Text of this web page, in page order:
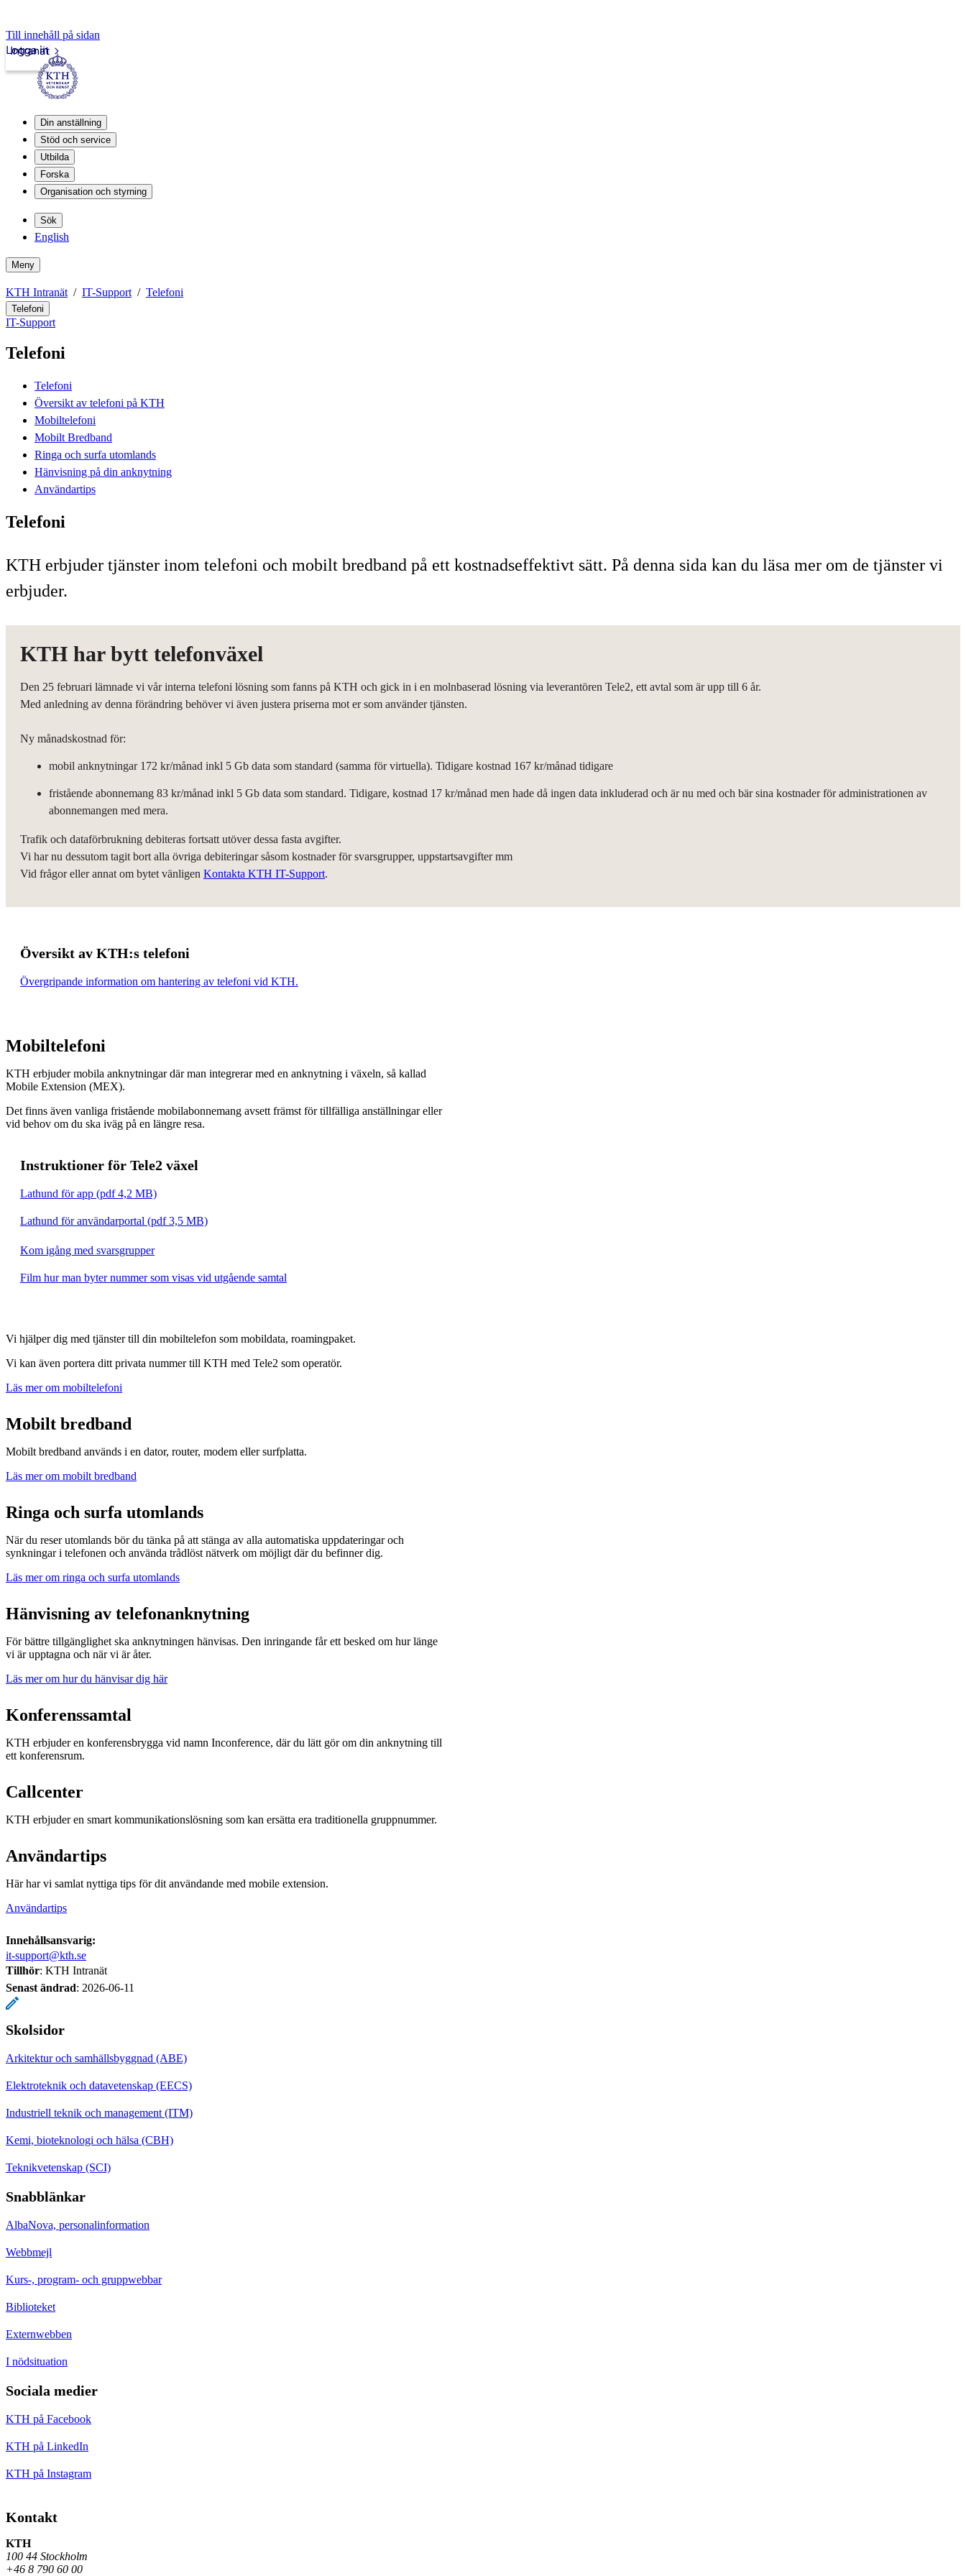
Till innehåll på sidan
Intranät
Logga in
Din anställning
Stöd och service
Utbilda
Forska
Organisation och styrning
Sök
English
Meny
KTH Intranät IT-Support Telefoni
Telefoni
IT-Support
Telefoni
Telefoni
Översikt av telefoni på KTH
Mobiltelefoni
Mobilt Bredband
Ringa och surfa utomlands
Hänvisning på din anknytning
Användartips
Telefoni
KTH erbjuder tjänster inom telefoni och mobilt bredband på ett kostnadseffektivt sätt. På denna sida kan du läsa mer om de tjänster vi
erbjuder.
KTH har bytt telefonväxel
Den 25 februari lämnade vi vår interna telefoni lösning som fanns på KTH och gick in i en molnbaserad lösning via leverantören Tele2, ett avtal som är upp till 6 år.
Med anledning av denna förändring behöver vi även justera priserna mot er som använder tjänsten.
Ny månadskostnad för:
mobil anknytningar 172 kr/månad inkl 5 Gb data som standard (samma för virtuella). Tidigare kostnad 167 kr/månad tidigare
fristående abonnemang 83 kr/månad inkl 5 Gb data som standard. Tidigare, kostnad 17 kr/månad men hade då ingen data inkluderad och är nu med och bär sina kostnader för administrationen av
abonnemangen med mera.
Trafik och dataförbrukning debiteras fortsatt utöver dessa fasta avgifter.
Vi har nu dessutom tagit bort alla övriga debiteringar såsom kostnader för svarsgrupper, uppstartsavgifter mm
Vid frågor eller annat om bytet vänligen Kontakta KTH IT-Support.
Översikt av KTH:s telefoni
Övergripande information om hantering av telefoni vid KTH.
Mobiltelefoni
KTH erbjuder mobila anknytningar där man integrerar med en anknytning i växeln, så kallad
Mobile Extension (MEX).
Det finns även vanliga fristående mobilabonnemang avsett främst för tillfälliga anställningar eller
vid behov om du ska iväg på en längre resa.
Instruktioner för Tele2 växel
Lathund för app (pdf 4,2 MB)
Lathund för användarportal (pdf 3,5 MB)
Kom igång med svarsgrupper
Film hur man byter nummer som visas vid utgående samtal
Vi hjälper dig med tjänster till din mobiltelefon som mobildata, roamingpaket.
Vi kan även portera ditt privata nummer till KTH med Tele2 som operatör.
Läs mer om mobiltelefoni
Mobilt bredband
Mobilt bredband används i en dator, router, modem eller surfplatta.
Läs mer om mobilt bredband
Ringa och surfa utomlands
När du reser utomlands bör du tänka på att stänga av alla automatiska uppdateringar och
synkningar i telefonen och använda trådlöst nätverk om möjligt där du befinner dig.
Läs mer om ringa och surfa utomlands
Hänvisning av telefonanknytning
För bättre tillgänglighet ska anknytningen hänvisas. Den inringande får ett besked om hur länge
vi är upptagna och när vi är åter.
Läs mer om hur du hänvisar dig här
Konferenssamtal
KTH erbjuder en konferensbrygga vid namn Inconference, där du lätt gör om din anknytning till
ett konferensrum.
Callcenter
KTH erbjuder en smart kommunikationslösning som kan ersätta era traditionella gruppnummer.
Användartips
Här har vi samlat nyttiga tips för dit användande med mobile extension.
Användartips
Innehållsansvarig:
it-support@kth.se
Tillhör: KTH Intranät
Senast ändrad: 2026-06-11
Skolsidor
Arkitektur och samhällsbyggnad (ABE)
Elektroteknik och datavetenskap (EECS)
Industriell teknik och management (ITM)
Kemi, bioteknologi och hälsa (CBH)
Teknikvetenskap (SCI)
Snabblänkar
AlbaNova, personalinformation
Webbmejl
Kurs-, program- och gruppwebbar
Biblioteket
Externwebben
I nödsituation
Sociala medier
KTH på Facebook
KTH på LinkedIn
KTH på Instagram
Kontakt
KTH
100 44 Stockholm
+46 8 790 60 00